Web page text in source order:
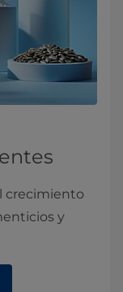
crecimiento
y